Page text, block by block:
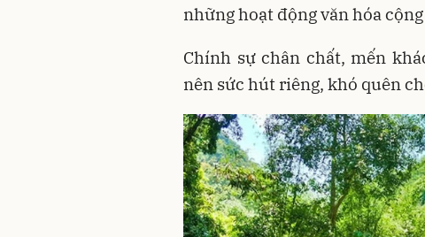
những hoạt động văn hóa
Chính sự chân chất, mến
nên sức hút riêng, khó quên